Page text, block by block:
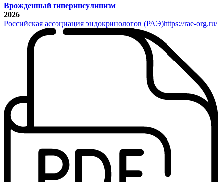
Врожденный гиперинсулинизм
2026
Российская ассоциация эндокринологов (РАЭ)https://rae-org.ru/